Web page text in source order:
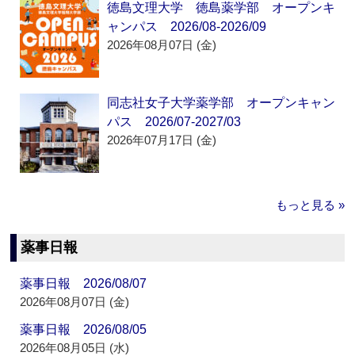
徳島文理大学 徳島薬学部 オープンキ
ャンパス 2026/08-2026/09
2026年08月07日 (金)
同志社女子大学薬学部 オープンキャン
パス 2026/07-2027/03
2026年07月17日 (金)
もっと見る »
薬事日報
薬事日報 2026/08/07
2026年08月07日 (金)
薬事日報 2026/08/05
2026年08月05日 (水)